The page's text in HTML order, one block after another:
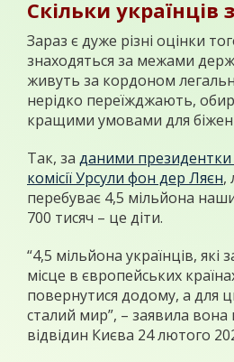
Скільки українців
Зараз є дуже різні оцінки
знаходяться за межами
живуть за кордоном
нерідко переїжджають,
кращими умовами для
Так, за даними президентки
комісії Урсули фон дер Ляєн,
перебуває 4,5 мільйона
700 тисяч – це діти.
“4,5 мільйона українців, які
місце в європейських
повернутися додому, а для
сталий мир”, – заявила вона
відвідин Києва 24 лютого